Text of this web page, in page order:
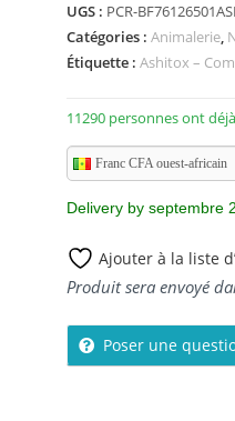
u
r
5
UGS : PCR-
Catégories : Animalerie,
Étiquette : Ashitox –
11290 personnes ont
Franc CFA ouest-africain
Delivery by septembre
Ajouter à la liste
Produit sera envoyé
Poser une